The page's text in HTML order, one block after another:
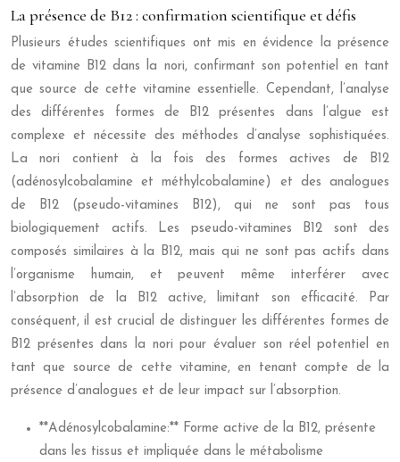
La présence de B12 : confirmation scientifique et défis
Plusieurs études scientifiques ont mis en évidence la présence
de vitamine B12 dans la nori, confirmant son potentiel en tant
que source de cette vitamine essentielle. Cependant, l’analyse
des différentes formes de B12 présentes dans l’algue est
complexe et nécessite des méthodes d’analyse sophistiquées.
La nori contient à la fois des formes actives de B12
(adénosylcobalamine et méthylcobalamine) et des analogues
de B12 (pseudo-vitamines B12), qui ne sont pas tous
biologiquement actifs. Les pseudo-vitamines B12 sont des
composés similaires à la B12, mais qui ne sont pas actifs dans
l’organisme humain, et peuvent même interférer avec
l’absorption de la B12 active, limitant son efficacité. Par
conséquent, il est crucial de distinguer les différentes formes de
B12 présentes dans la nori pour évaluer son réel potentiel en
tant que source de cette vitamine, en tenant compte de la
présence d’analogues et de leur impact sur l’absorption.
**Adénosylcobalamine:** Forme active de la B12, présente
dans les tissus et impliquée dans le métabolisme